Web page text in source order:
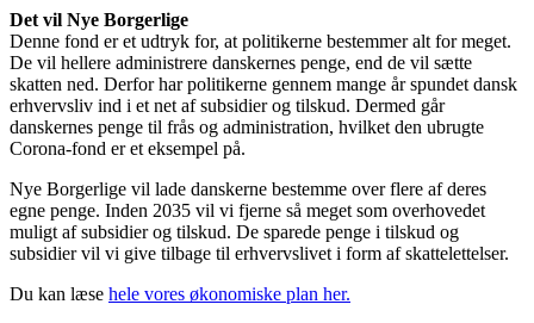
Det vil Nye Borgerlige
Denne fond er et udtryk for, at politikerne bestemmer alt for meget.
De vil hellere administrere danskernes penge, end de vil sætte
skatten ned. Derfor har politikerne gennem mange år spundet dansk
erhvervsliv ind i et net af subsidier og tilskud. Dermed går
danskernes penge til frås og administration, hvilket den ubrugte
Corona-fond er et eksempel på.
Nye Borgerlige vil lade danskerne bestemme over flere af deres
egne penge. Inden 2035 vil vi fjerne så meget som overhovedet
muligt af subsidier og tilskud. De sparede penge i tilskud og
subsidier vil vi give tilbage til erhvervslivet i form af skattelettelser.
Du kan læse hele vores økonomiske plan her.